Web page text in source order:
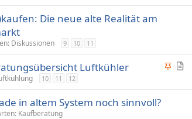
Die neue alte Realität am
Diskussionen 9 10 11
A
g
t
Luftkühler
10 11 12
in altem System noch sinnvoll?
Kaufberatung